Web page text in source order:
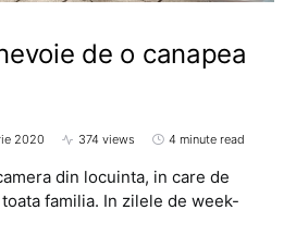
de o canapea
2020 374 views 4 minute read
din locuinta, in care de
familia. In zilele de week-